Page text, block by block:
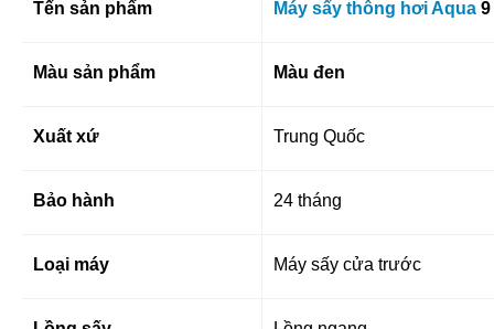
Tến sản phẩm Máy sấy thông hơi Aqua
Màu sản phẩm Màu đen
Xuất xứ Trung Quốc
Bảo hành 24 tháng
Loại máy Máy sấy cửa trước